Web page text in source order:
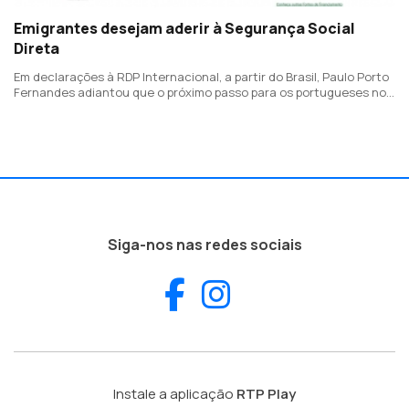
Emigrantes desejam aderir à Segurança Social
Direta
Em declarações à RDP Internacional, a partir do Brasil, Paulo Porto
Fernandes adiantou que o próximo passo para os portugueses no
Siga-nos nas redes sociais
Facebook
Instale a aplicação RTP Play